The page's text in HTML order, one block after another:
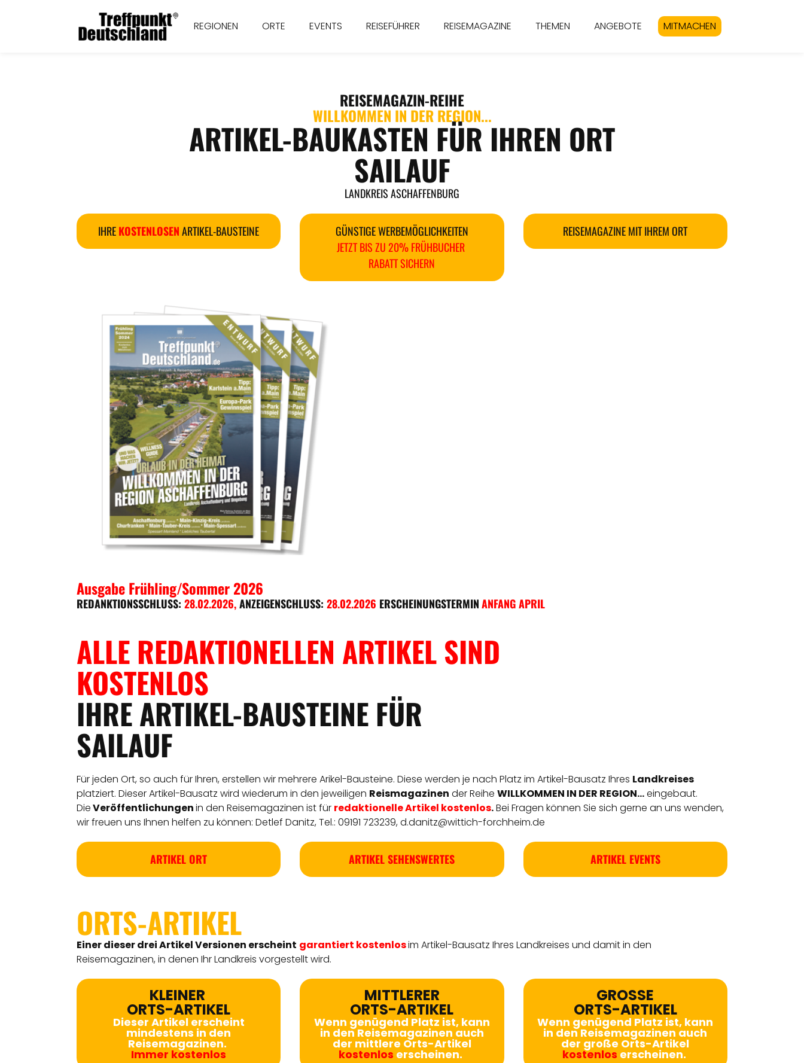
REGIONEN ORTE EVENTS REISEFÜHRER REISEMAGAZINE THEMEN ANGEBOTE MITMACHEN
REISEMAGAZIN-REIHE
WILLKOMMEN IN DER REGION...
ARTIKEL-BAUKASTEN FÜR IHREN ORT
SAILAUF
LANDKREIS ASCHAFFENBURG
IHREKOSTENLOSENARTIKEL-BAUSTEINE
GÜNSTIGE WERBEMÖGLICHKEITEN
JETZT BIS ZU 20% FRÜHBUCHER
RABATT SICHERN
REISEMAGAZINE MIT IHREM ORT
Ausgabe Frühling/Sommer 2026
REDANKTIONSSCHLUSS: 28.02.2026,ANZEIGENSCHLUSS: 28.02.2026 ERSCHEINUNGSTERMINANFANG APRIL
ALLE REDAKTIONELLEN ARTIKEL SIND
KOSTENLOS
IHRE ARTIKEL-BAUSTEINE FÜR
SAILAUF
Für jeden Ort, so auch für Ihren, erstellen wir mehrere Arikel-Bausteine. Diese werden je nach Platz im Artikel-Bausatz Ihres Landkreises
platziert. Dieser Artikel-Bausatz wird wiederum in den jeweiligen Reismagazinen der Reihe WILLKOMMEN IN DER REGION...eingebaut.
DieVeröffentlichungenin den Reisemagazinen ist für redaktionelleArtikel kostenlos.Bei Fragen können Sie sich gerne an uns wenden,
wir freuen uns Ihnen helfen zu können: Detlef Danitz, Tel.: 09191 723239,d.danitz@wittich-forchheim.de
ARTIKEL ORT ARTIKEL SEHENSWERTES ARTIKEL EVENTS
ORTS-ARTIKEL
Einer dieser drei Artikel Versionen erscheint garantiert kostenlosim Artikel-Bausatz Ihres Landkreises und damit in den
Reisemagazinen, in denen Ihr Landkreis vorgestellt wird.
KLEINER
ORTS-ARTIKEL
Dieser Artikel erscheint
mindestens in den
Reisemagazinen.
Immer kostenlos
MITTLERER
ORTS-ARTIKEL
Wenn genügend Platz ist, kann
in den Reisemagazinen auch
der mittlere Orts-Artikel
kostenlos erscheinen.
GROSSE
ORTS-ARTIKEL
Wenn genügend Platz ist, kann
in den Reisemagazinen auch
der große Orts-Artikel
kostenlos erscheinen.